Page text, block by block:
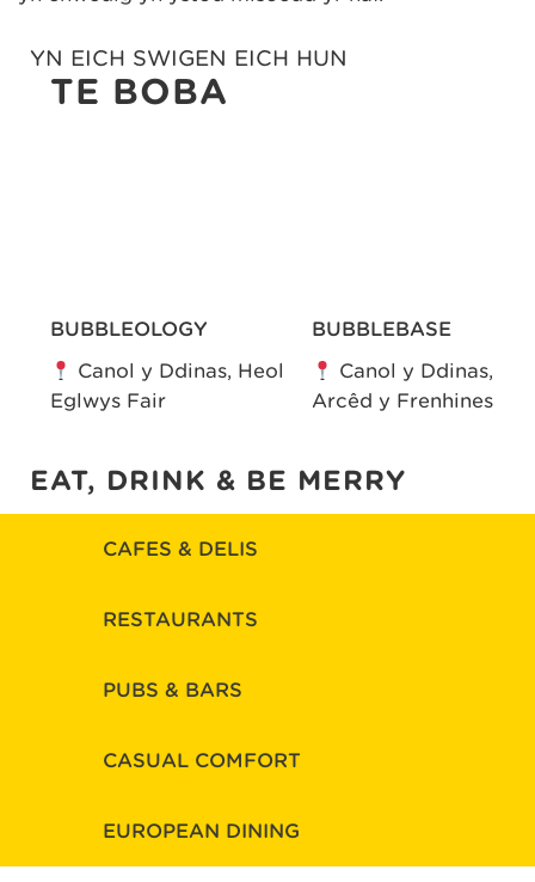
YN EICH SWIGEN EICH HUN
TE BOBA
BUBBLEOLOGY
Canol y Ddinas, Heol
Eglwys Fair
BUBBLEBASE
Canol y Ddinas,
Arcêd y Frenhines
EAT, DRINK & BE MERRY
CAFES & DELIS
RESTAURANTS
PUBS & BARS
CASUAL COMFORT
EUROPEAN DINING